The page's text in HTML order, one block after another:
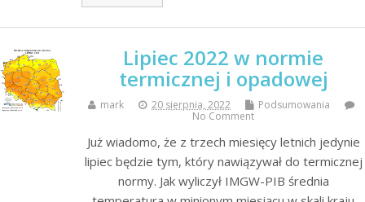
Lipiec 2022 w normie
termicznej i opadowej
mark 20 sierpnia, 2022
Podsumowania
No Comment
Już wiadomo, że z trzech miesięcy letnich jedynie
lipiec będzie tym, który nawiązywał do termicznej
normy. Jak wyliczył IMGW-PIB średnia